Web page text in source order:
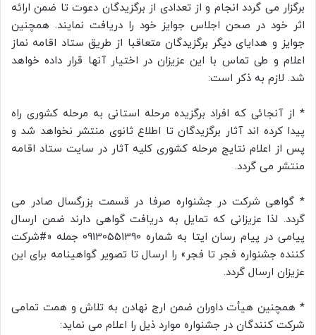
برگزار می گردد انجام و از تعدادی از برگزیدگان دعوت تا ضمن ارائه
اثر خود در صحن اجلاس جوایز خود را دریافت نمایند. همچنین
جوایز و هدایای دیگر برگزیدگان متعاقبا از طریق ستاد اقامه نماز
اعلام و طی تماس با این عزیزان در اختیار آنها قرار داده خواهد
شد. لازم به ذکر است:
* از آنجائی که افراد برگزیده مرحله استانی به مرحله کشوری راه
پیدا کرده اند آثار برگزیدگان تا اطلاع ثانوی منتشر نخواهد شد و
پس از اعلام نتایج مرحله کشوری کلیه آثار در سایت ستاد اقامه
منتشر می گردد.
* گواهی شرکت در جشنواره صرفا در قسمت بزرگسال صادر می
گردد. لذا عزیزانی که تمایل به دریافت گواهی دارند ضمن ارسال
پیامی در پیام رسان ایتا به شماره 09130551390 جمله «#شرکت
کننده جشنواره فجر تا فجر» را ارسال تا تصویر گواهینامه برای این
عزیزان ارسال گردد.
* همچنین هیأت داوران ضمن ارج نهادن به تلاش و همت تمامی
شرکت کنندگان در جشنواره موارد ذیل را اعلام می نماید: